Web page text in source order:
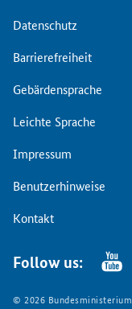
Datenschutz
Barrierefreiheit
Gebärdensprache
Leichte Sprache
Impressum
Benutzerhinweise
Kontakt
Follow us:
© 2026